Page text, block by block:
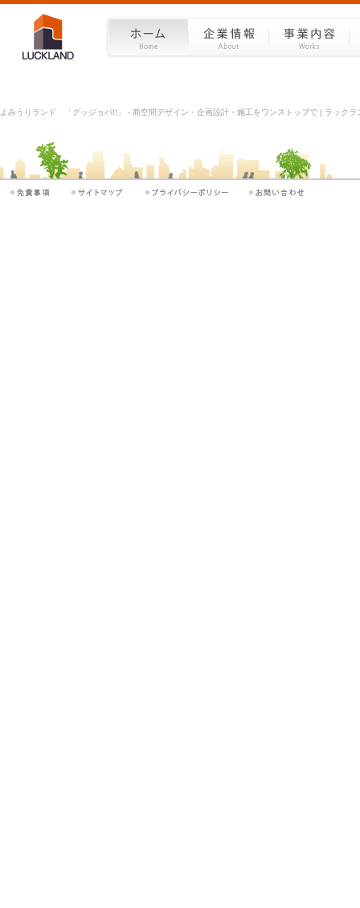
よみうりランド 「グッジョバ!!」 - 商空間デザイン・企画設計・施工をワンストップで | ラック